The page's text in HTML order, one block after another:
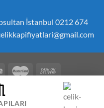
İstanbul 0212 674
İPTAL VE İADE POLITIKASI
İLETIŞIM
HESABIM